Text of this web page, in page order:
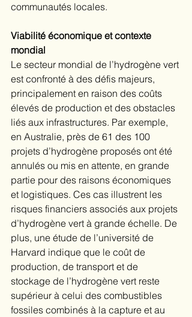
communautés locales.
Viabilité économique et contexte
mondial
Le secteur mondial de l’hydrogène vert
est confronté à des défis majeurs,
principalement en raison des coûts
élevés de production et des obstacles
liés aux infrastructures. Par exemple,
en Australie, près de 61 des 100
projets d’hydrogène proposés ont été
annulés ou mis en attente, en grande
partie pour des raisons économiques
et logistiques. Ces cas illustrent les
risques financiers associés aux projets
d’hydrogène vert à grande échelle. De
plus, une étude de l’université de
Harvard indique que le coût de
production, de transport et de
stockage de l’hydrogène vert reste
supérieur à celui des combustibles
fossiles combinés à la capture et au